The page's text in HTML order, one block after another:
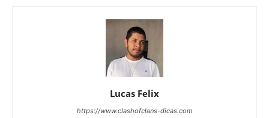
Lucas Felix
https://www.clashofclans-dicas.com